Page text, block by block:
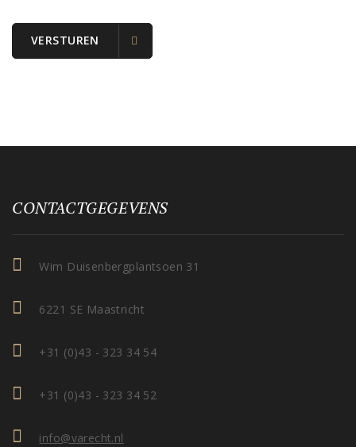
VERSTUREN
CONTACTGEGEVENS
Wim Duisenbergplantsoen 31
6221 SE Maastricht
+31 (0)43 - 323 34 54
+31 (0)43 - 323 34 52
info@varecht.nl